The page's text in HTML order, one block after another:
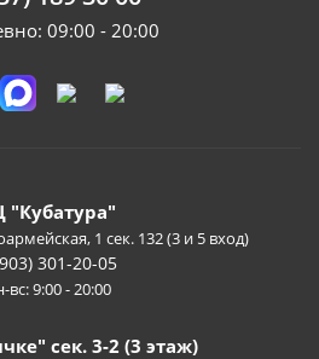
09:00 - 20:00
"Кубатура"
1 сек. 132 (3 и 5 вход)
301-20-05
вс: 9:00 - 20:00
сек. 3-2 (3 этаж)